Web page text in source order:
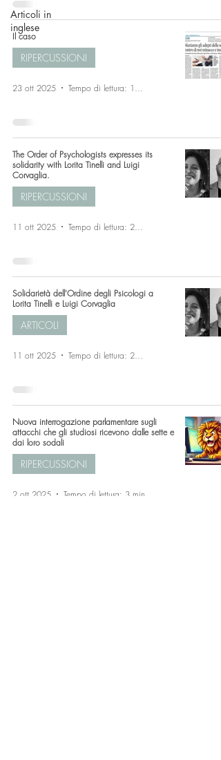
Articoli in
inglese
Il caso
RIPERCUSSIONI
23 ott 2025 Tempo di lettura: 1 min
The Order of Psychologists expresses its
solidarity with Lorita Tinelli and Luigi
Corvaglia.
RIPERCUSSIONI
11 ott 2025 Tempo di lettura: 2 min
Solidarietà dell'Ordine degli Psicologi a
Lorita Tinelli e Luigi Corvaglia
ARTICOLI
11 ott 2025 Tempo di lettura: 2 min
Nuova interrogazione parlamentare sugli
attacchi che gli studiosi ricevono dalle sette e
dai loro sodali
RIPERCUSSIONI
2 ott 2025 Tempo di lettura: 3 min